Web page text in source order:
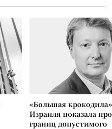
«Большая
Израиля показала
границ допустимого